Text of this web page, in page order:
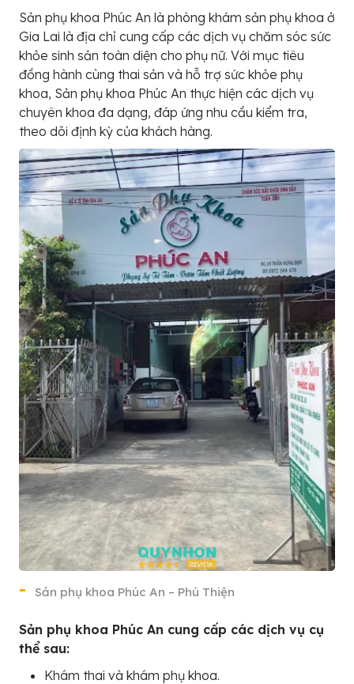
Sản phụ khoa Phúc An là phòng khám sản phụ khoa ở
Gia Lai là địa chỉ cung cấp các dịch vụ chăm sóc sức
khỏe sinh sản toàn diện cho phụ nữ. Với mục tiêu
đồng hành cùng thai sản và hỗ trợ sức khỏe phụ
khoa, Sản phụ khoa Phúc An thực hiện các dịch vụ
chuyên khoa đa dạng, đáp ứng nhu cầu kiểm tra,
theo dõi định kỳ của khách hàng.
Sản phụ khoa Phúc An – Phú Thiện
Sản phụ khoa Phúc An cung cấp các dịch vụ cụ
thể sau:
Khám thai và khám phụ khoa.